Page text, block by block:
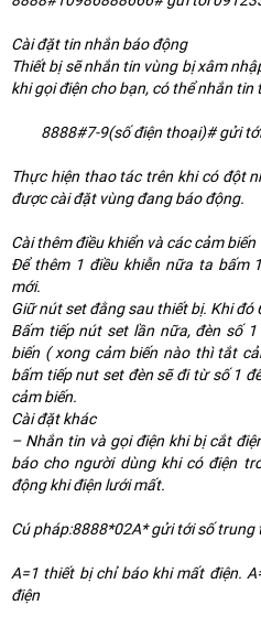
Cài đặt tin nhắn báo động
Thiết bị sẽ nhắn tin vùng bị xâm
khi gọi điện cho bạn, có thể nhắn tin
8888#7-9(số điện thoại)# gửi tới
Thực hiện thao tác trên khi có đột
được cài đặt vùng đang báo động.
Cài thêm điều khiển và các cảm biến
Để thêm 1 điều khiễn nữa ta bấm
mới.
Giữ nút set đằng sau thiết bị. Khi đó
Bấm tiếp nút set lần nữa, đèn số
biến ( xong cảm biến nào thì tắt
bấm tiếp nut set đèn sẽ đi từ số 1
cảm biến.
Cài đặt khác
– Nhắn tin và gọi điện khi bị cắt
báo cho người dùng khi có điện
động khi điện lưới mất.
Cú pháp:8888*02A* gửi tới số trung
A=1 thiết bị chỉ báo khi mất điện.
điện